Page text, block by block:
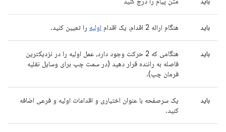
باید هنگام ارائه 2 اقدام، یک اقدام اولیه را تعیین کنید.
باید
هنگامی که 2 حرکت وجود دارد، عمل اولیه را در نزدیکترین
فاصله به راننده قرار دهید (در سمت چپ برای وسایل نقلیه
فرمان چپ).
باید
یک سرصفحه با عنوان اختیاری و اقدامات اولیه و فرعی اضافه
کنید.